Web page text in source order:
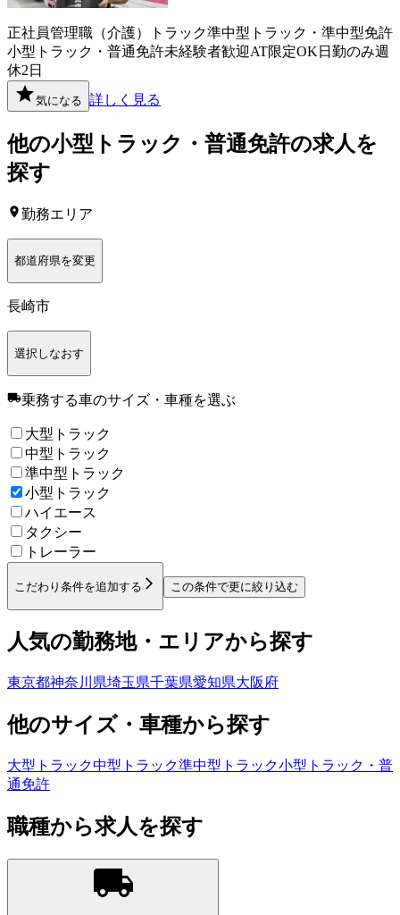
正社員管理職（介護） トラック準中型トラック・準中型免許
小型トラック・普通免許未経験者歓迎AT限定OK 日勤のみ週
休2日
気になる 詳しく見る
他の小型トラック・普通免許の求人を
探す
勤務エリア
都道府県を変更
長崎市
選択しなおす
乗務する車のサイズ・車種を選ぶ
大型トラック
中型トラック
準中型トラック
小型トラック
ハイエース
タクシー
トレーラー
こだわり条件を追加する この条件で更に絞り込む
人気の勤務地・エリアから探す
東京都神奈川県埼玉県千葉県愛知県大阪府
他のサイズ・車種から探す
大型トラック中型トラック準中型トラック小型トラック・普
通免許
職種から求人を探す